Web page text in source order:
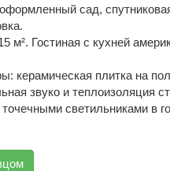
сад,
м². Гостиная с кухней
керамическая плитка на
звуко и теплоизоляция
светильниками в